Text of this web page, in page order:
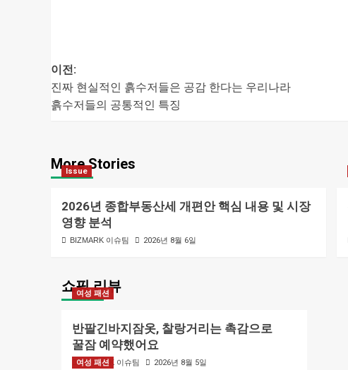
글
내비게이션
이전:
진짜 현실적인 흙수저들은 공감 한다는 우리나라
흙수저들의 공통적인 특징
More Stories
Issue
2026년 종합부동산세 개편안 핵심 내용 및 시장
영향 분석
BIZMARK 이슈팀 2026년 8월 6일
쇼핑 리뷰
여성 패션
반팔긴바지잠옷, 찰랑거리는 촉감으로
꿀잠 예약했어요
BIZMARK 이슈팀 2026년 8월 5일
여성 패션